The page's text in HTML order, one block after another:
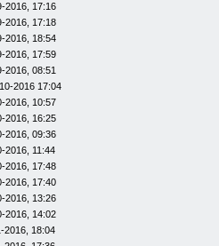
2016, 17:16
2016, 17:18
2016, 18:54
2016, 17:59
2016, 08:51
2016 17:04
2016, 10:57
2016, 16:25
2016, 09:36
2016, 11:44
2016, 17:48
2016, 17:40
2016, 13:26
2016, 14:02
2016, 18:04